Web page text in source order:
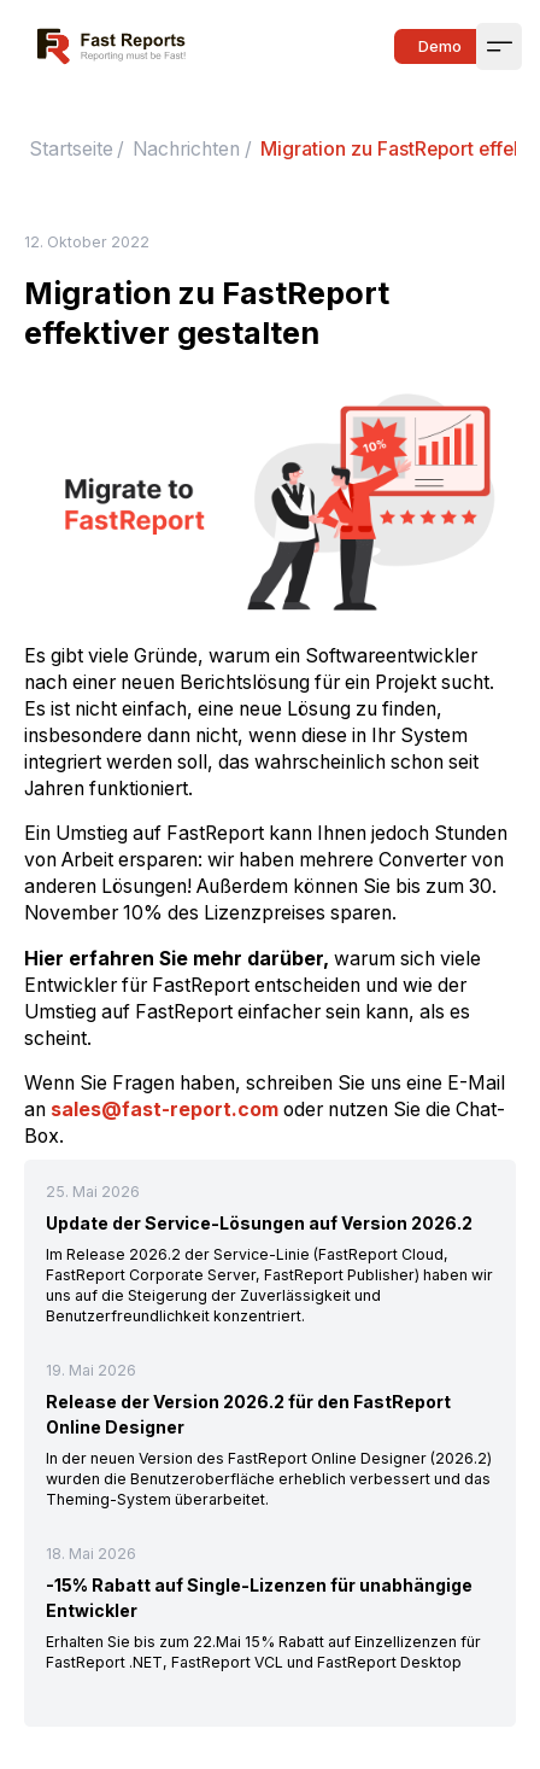
Fast Reports Demo
Startseite / Nachrichten / Migration zu FastReport
12. Oktober 2022
Migration zu FastReport
effektiver gestalten
Es gibt viele Gründe, warum ein Softwareentwickler
nach einer neuen Berichtslösung für ein Projekt sucht.
Es ist nicht einfach, eine neue Lösung zu finden,
insbesondere dann nicht, wenn diese in Ihr System
integriert werden soll, das wahrscheinlich schon seit
Jahren funktioniert.
Ein Umstieg auf FastReport kann Ihnen jedoch Stunden
von Arbeit ersparen: wir haben mehrere Converter von
anderen Lösungen! Außerdem können Sie bis zum 30.
November 10% des Lizenzpreises sparen.
Hier erfahren Sie mehr darüber, warum sich viele
Entwickler für FastReport entscheiden und wie der
Umstieg auf FastReport einfacher sein kann, als es
scheint.
Wenn Sie Fragen haben, schreiben Sie uns eine E-Mail
an sales@fast-report.com oder nutzen Sie die Chat-
Box.
25. Mai 2026
Update der Service-Lösungen auf Version 2026.2
Im Release 2026.2 der Service-Linie (FastReport Cloud,
FastReport Corporate Server, FastReport Publisher) haben wir
uns auf die Steigerung der Zuverlässigkeit und
Benutzerfreundlichkeit konzentriert.
19. Mai 2026
Release der Version 2026.2 für den FastReport
Online Designer
In der neuen Version des FastReport Online Designer (2026.2)
wurden die Benutzeroberfläche erheblich verbessert und das
Theming-System überarbeitet.
18. Mai 2026
-15% Rabatt auf Single-Lizenzen für unabhängige
Entwickler
Erhalten Sie bis zum 22.Mai 15% Rabatt auf Einzellizenzen für
FastReport .NET, FastReport VCL und FastReport Desktop